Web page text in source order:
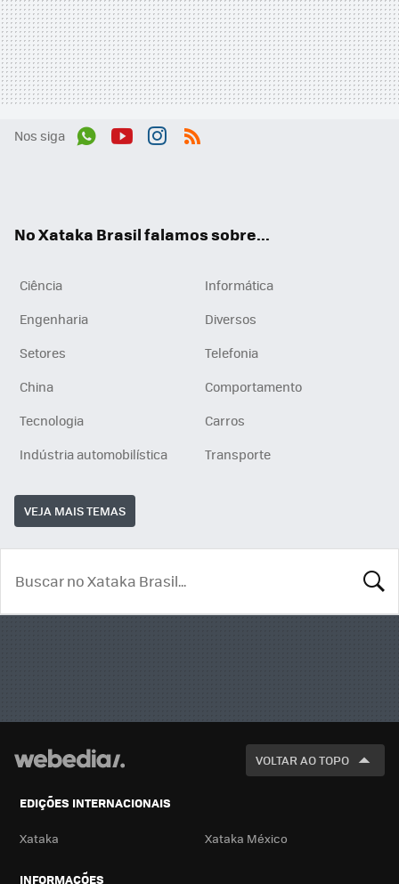
Nos siga
No Xataka Brasil falamos sobre...
Ciência
Informática
Engenharia
Diversos
Setores
Telefonia
China
Comportamento
Tecnologia
Carros
Indústria automobilística
Transporte
VEJA MAIS TEMAS
VOLTAR AO TOPO
EDIÇÕES INTERNACIONAIS
Xataka Xataka México
INFORMAÇÕES